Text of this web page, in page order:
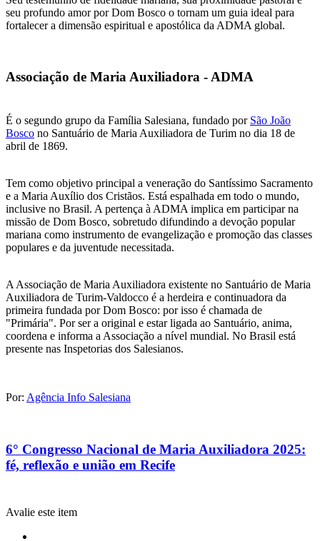
seu profundo amor por Dom Bosco o tornam um guia ideal para
fortalecer a dimensão espiritual e apostólica da ADMA global.
Associação de Maria Auxiliadora - ADMA
É o segundo grupo da Família Salesiana, fundado por São João
Bosco no Santuário de Maria Auxiliadora de Turim no dia 18 de
abril de 1869.
Tem como objetivo principal a veneração do Santíssimo Sacramento
e a Maria Auxílio dos Cristãos. Está espalhada em todo o mundo,
inclusive no Brasil. A pertença à ADMA implica em participar na
missão de Dom Bosco, sobretudo difundindo a devoção popular
mariana como instrumento de evangelização e promoção das classes
populares e da juventude necessitada.
A Associação de Maria Auxiliadora existente no Santuário de Maria
Auxiliadora de Turim-Valdocco é a herdeira e continuadora da
primeira fundada por Dom Bosco: por isso é chamada de
"Primária". Por ser a original e estar ligada ao Santuário, anima,
coordena e informa a Associação a nível mundial. No Brasil está
presente nas Inspetorias dos Salesianos.
Por: Agência Info Salesiana
6° Congresso Nacional de Maria Auxiliadora 2025:
fé, reflexão e união em Recife
Avalie este item